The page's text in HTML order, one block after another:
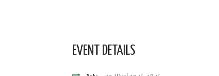
EVENT DETAILS